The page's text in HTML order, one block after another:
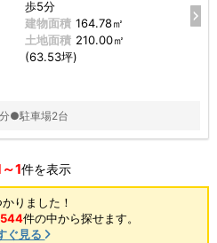
歩5分
建物面積 164.78㎡
土地面積 210.00㎡
(63.53坪)
●駐車場2台
1件を表示
かりました！
544件の中から探せます。
ぐ見る